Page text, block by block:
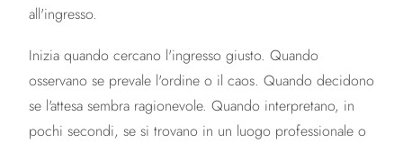
all'ingresso.
Inizia quando cercano l'ingresso giusto. Quando
osservano se prevale l'ordine o il caos. Quando decidono
se l'attesa sembra ragionevole. Quando interpretano, in
pochi secondi, se si trovano in un luogo professionale o